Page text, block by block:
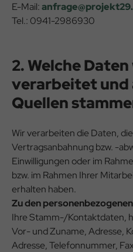
E-Mail:
Tel.: 0941-2986930
2. Welche
verarbeitet und
Quellen
Wir verarbeiten die Daten,
Vertragsanbahnung bzw. -
Einwilligungen oder im
bzw. im Rahmen Ihrer
erhalten haben.
Zu den
Ihre Stamm-/Kontaktdaten,
Vor- und Zuname, Adresse,
Adresse, Telefonnummer,